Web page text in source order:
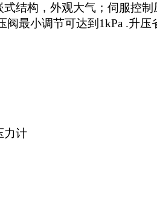
结构，外观大气；伺服控
阀最小调节可达到1kPa .升
力计